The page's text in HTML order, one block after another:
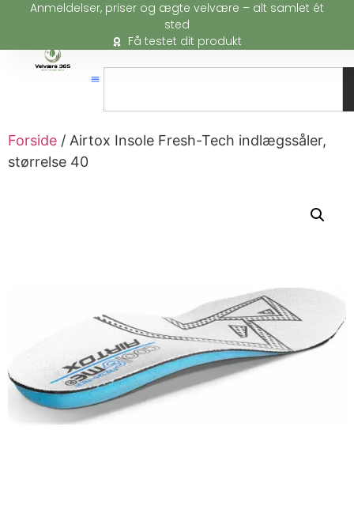
Anmeldelser, priser og ægte velvære – alt samlet ét
sted
Få testet dit produkt
Forside / Airtox Insole Fresh-Tech indlægssåler,
størrelse 40